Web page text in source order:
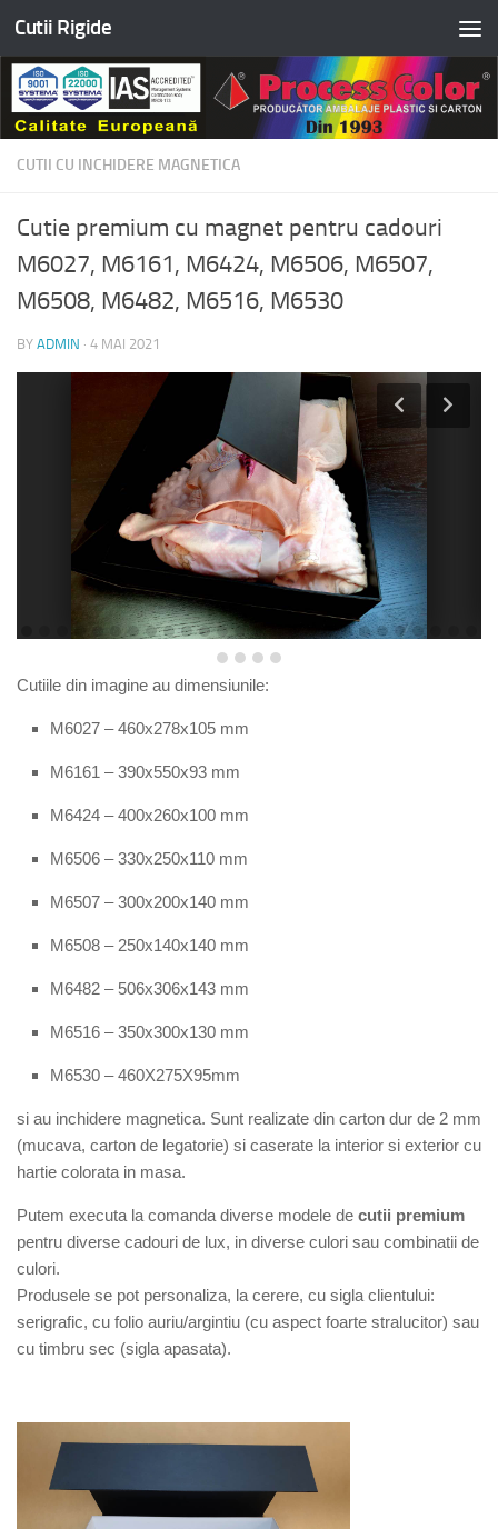
Skip to content
Cutii Rigide
CUTII CU INCHIDERE MAGNETICA
Cutie premium cu magnet pentru cadouri
M6027, M6161, M6424, M6506, M6507,
M6508, M6482, M6516, M6530
BY ADMIN · 4 MAI 2021
Cutiile din imagine au dimensiunile:
M6027 – 460x278x105 mm
M6161 – 390x550x93 mm
M6424 – 400x260x100 mm
M6506 330x250x110 mm
M6507 300x200x1 40 mm
M6508 250x140x1 40 mm
M6482 506x306x1 43 mm
M6516 350x300x1 30 mm
M6530 – 460X275X95mm
si au inchidere magnetica. Sunt realizate din carton dur de 2 mm
(mucava, carton de legatorie) si caserate la interior si exterior cu
hartie colorata in masa.
Putem executa la comanda diverse modele de cutii premium
pentru diverse cadouri de lux, in diverse culori sau combinatii de
culori.
Produsele se pot personaliza, la cerere, cu sigla clientului:
serigrafic, cu folio auriu/argintiu (cu aspect foarte stralucitor) sau
cu timbru sec (sigla apasata).